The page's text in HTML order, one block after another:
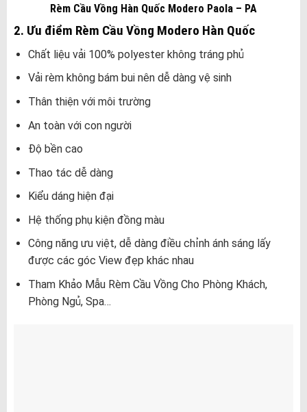
Rèm Cầu Vồng Hàn Quốc Modero Paola – PA
2. Ưu điểm Rèm Cầu Vồng Modero Hàn Quốc
Chất liệu vải 100% polyester không tráng phủ
Vải rèm không bám bui nên dễ dàng vệ sinh
Thân thiện với môi trường
An toàn với con người
Độ bền cao
Thao tác dễ dàng
Kiểu dáng hiện đại
Hệ thống phụ kiện đồng màu
Công năng ưu việt, dễ dàng điều chỉnh ánh sáng lấy
được các góc View đẹp khác nhau
Tham Khảo Mẫu Rèm Cầu Vồng Cho Phòng Khách,
Phòng Ngủ, Spa…